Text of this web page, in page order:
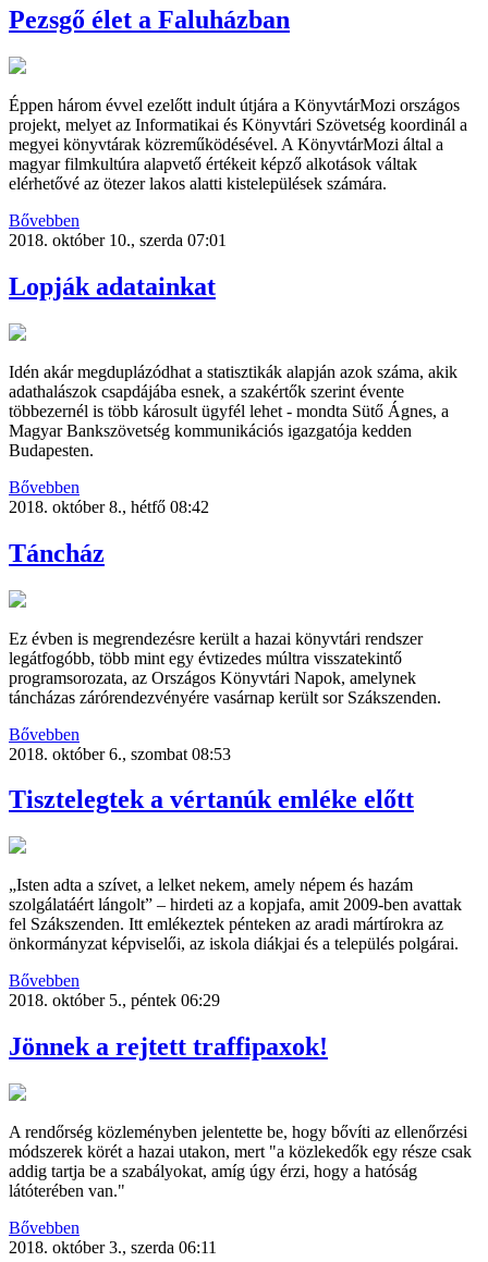
Pezsgő élet a Faluházban
Éppen három évvel ezelőtt indult útjára a KönyvtárMozi országos
projekt, melyet az Informatikai és Könyvtári Szövetség koordinál a
megyei könyvtárak közreműködésével. A KönyvtárMozi által a
magyar filmkultúra alapvető értékeit képző alkotások váltak
elérhetővé az ötezer lakos alatti kistelepülések számára.
Bővebben
2018. október 10., szerda 07:01
Lopják adatainkat
Idén akár megduplázódhat a statisztikák alapján azok száma, akik
adathalászok csapdájába esnek, a szakértők szerint évente
többezernél is több károsult ügyfél lehet - mondta Sütő Ágnes, a
Magyar Bankszövetség kommunikációs igazgatója kedden
Budapesten.
Bővebben
2018. október 8., hétfő 08:42
Táncház
Ez évben is megrendezésre került a hazai könyvtári rendszer
legátfogóbb, több mint egy évtizedes múltra visszatekintő
programsorozata, az Országos Könyvtári Napok, amelynek
táncházas zárórendezvényére vasárnap került sor Szákszenden.
Bővebben
2018. október 6., szombat 08:53
Tisztelegtek a vértanúk emléke előtt
„Isten adta a szívet, a lelket nekem, amely népem és hazám
szolgálatáért lángolt” – hirdeti az a kopjafa, amit 2009-ben avattak
fel Szákszenden. Itt emlékeztek pénteken az aradi mártírokra az
önkormányzat képviselői, az iskola diákjai és a település polgárai.
Bővebben
2018. október 5., péntek 06:29
Jönnek a rejtett traffipaxok!
A rendőrség közleményben jelentette be, hogy bővíti az ellenőrzési
módszerek körét a hazai utakon, mert "a közlekedők egy része csak
addig tartja be a szabályokat, amíg úgy érzi, hogy a hatóság
látóterében van."
Bővebben
2018. október 3., szerda 06:11